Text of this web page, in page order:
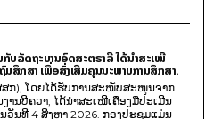
ບລັດຖະບານອົດສະຕຣາລີ ໄດ້ນຳສະເໜີ
ມສຶກສາ ເພື່ອສົ່ງເສີມຄຸນນະພາບການສຶກສາ.
ສກ), ໂດຍໄດ້ຮັບການສະໜັບສະໜູນຈາກ
ນບີຄວາ, ໄດ້ນຳສະເໜີເຄື່ອງມືປະເມີນ
ວັນທີ 4 ສິງຫາ 2026. ກອງປະຊຸມແມ່ນ